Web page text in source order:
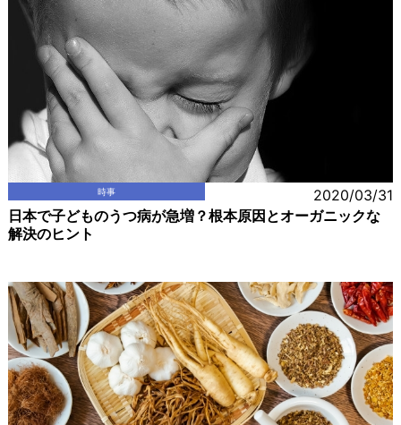
時事 2020/03/31
日本で子どものうつ病が急増？根本原因とオーガニックな
解決のヒント